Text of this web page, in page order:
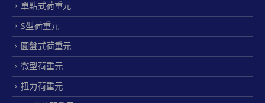
單點式荷重元
S型荷重元
圓盤式荷重元
微型荷重元
扭力荷重元